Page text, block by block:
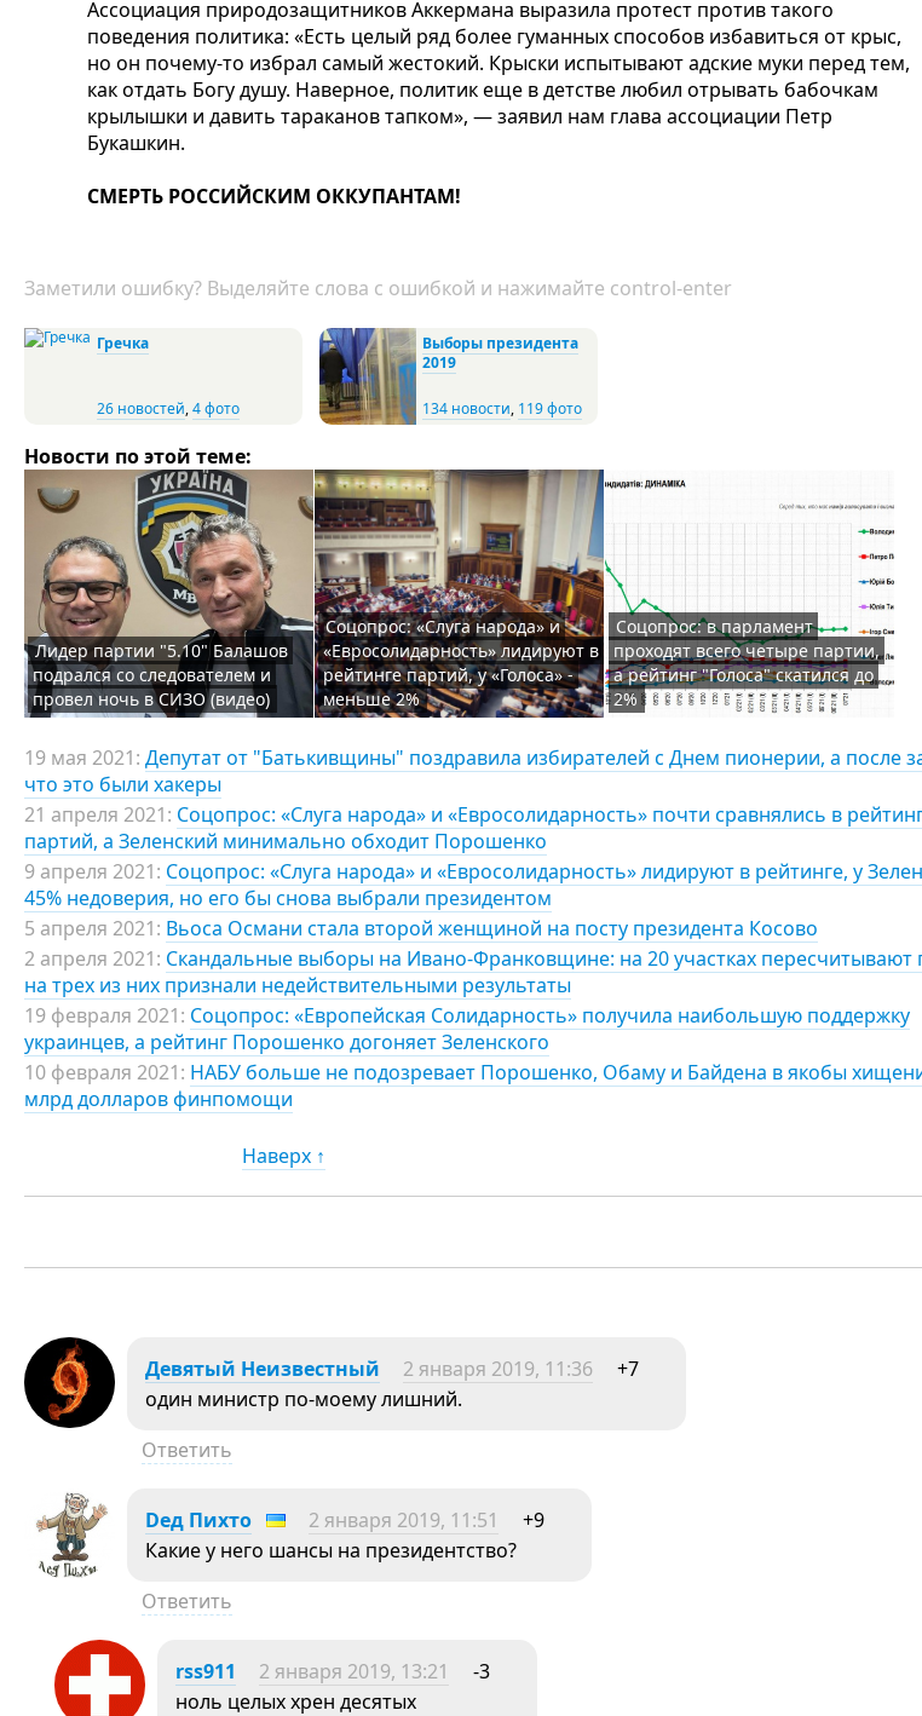
Ассоциация природозащитников Аккермана выразила протест против такого
поведения политика: «Есть целый ряд более гуманных способов избавиться от крыс,
но он почему-то избрал самый жестокий. Крыски испытывают адские муки перед тем,
как отдать Богу душу. Наверное, политик еще в детстве любил отрывать бабочкам
крылышки и давить тараканов тапком», — заявил нам глава ассоциации Петр
Букашкин.
СМЕРТЬ РОССИЙСКИМ ОККУПАНТАМ!
Заметили ошибку? Выделяйте слова с ошибкой и нажимайте control-enter
Гречка
26 новостей,4 фото
Выборы президента
2019
134 новости, 119 фото
Новости по этой теме:
Лидер партии "5.10" Балашов
подрался со следователем и
провел ночь в СИЗО (видео)
Соцопрос: «Слуга народа» и
«Евросолидарность» лидируют в
рейтинге партий, у «Голоса» -
меньше 2%
Соцопрос: в парламент
проходят всего четыре партии,
а рейтинг "Голоса" скатился до
2%
19 мая 2021: Депутат от "Батькивщины" поздравила избирателей с Днем пионерии, а после
что это были хакеры
21 апреля 2021: Соцопрос: «Слуга народа» и «Евросолидарность» почти сравнялись в
партий, а Зеленский минимально обходит Порошенко
9 апреля 2021: Соцопрос: «Слуга народа» и «Евросолидарность» лидируют в рейтинге, у
45% недоверия, но его бы снова выбрали президентом
5 апреля 2021: Вьоса Османи стала второй женщиной на посту президента Косово
2 апреля 2021: Скандальные выборы на Ивано-Франковщине: на 20 участках пересчитывают
на трех из них признали недействительными результаты
19 февраля 2021: Соцопрос: «Европейская Солидарность» получила наибольшую поддержку
украинцев, а рейтинг Порошенко догоняет Зеленского
10 февраля 2021: НАБУ больше не подозревает Порошенко, Обаму и Байдена в якобы
млрд долларов финпомощи
Наверх ↑
Девятый Неизвестный 2 января 2019, 11:36
+7
один министр по-моему лишний.
Ответить
Dед Пихто 2 января 2019, 11:51
+9
Какие у него шансы на президентство?
Ответить
rss911 2 января 2019, 13:21
-3
ноль целых хрен десятых